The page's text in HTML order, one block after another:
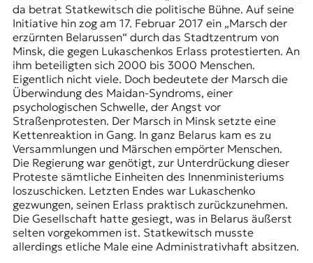
da betrat Statkewitsch die politische Bühne. Auf seine
Initiative hin zog am 17. Februar 2017 ein „Marsch der
erzürnten Belarussen“ durch das Stadtzentrum von
Minsk, die gegen Lukaschenkos Erlass protestierten. An
ihm beteiligten sich 2000 bis 3000 Menschen.
Eigentlich nicht viele. Doch bedeutete der Marsch die
Überwindung des Maidan-Syndroms, einer
psychologischen Schwelle, der Angst vor
Straßenprotesten. Der Marsch in Minsk setzte eine
Kettenreaktion in Gang. In ganz Belarus kam es zu
Versammlungen und Märschen empörter Menschen.
Die Regierung war genötigt, zur Unterdrückung dieser
Proteste sämtliche Einheiten des Innenministeriums
loszuschicken. Letzten Endes war Lukaschenko
gezwungen, seinen Erlass praktisch zurückzunehmen.
Die Gesellschaft hatte gesiegt, was in Belarus äußerst
selten vorgekommen ist. Statkewitsch musste
allerdings etliche Male eine Administrativhaft absitzen.